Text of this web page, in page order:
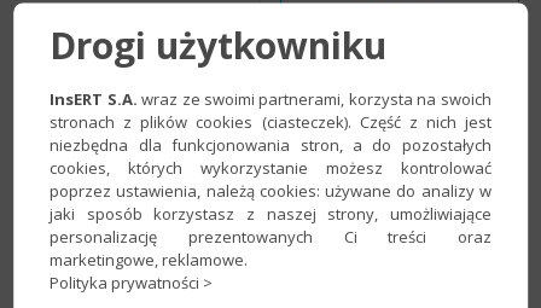
Porównanie
Minimalne wymagania systemowe
Drogi użytkowniku
InsERT S.A. wraz ze swoimi partnerami, korzysta na swoich
stronach z plików cookies (ciasteczek). Część z nich jest
niezbędna dla funkcjonowania stron, a do pozostałych
cookies, których wykorzystanie możesz kontrolować
poprzez ustawienia, należą cookies: używane do analizy w
jaki sposób korzystasz z naszej strony, umożliwiające
personalizację prezentowanych Ci treści oraz
marketingowe, reklamowe.
Polityka prywatności >